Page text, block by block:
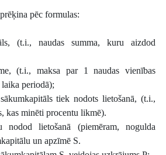
pēc formulas:
(t.i., naudas summa, kuru aizdod
(t.i., maksa par 1 naudas vienības
periodā);
tiek nodots lietošanā, (t.i.,
kas minēti procentu likmē).
nodod lietošanā (piemēram, nogulda
un apzīmē S.